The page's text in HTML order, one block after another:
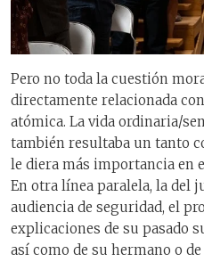
Pero no toda la cuestión
directamente relacionada
atómica. La vida ordinaria/
también resultaba un tanto
le diera más importancia en
En otra línea paralela, la del
audiencia de seguridad, el
explicaciones de su pasado
así como de su hermano o